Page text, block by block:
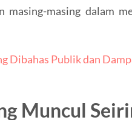
masing-masing dalam
Dibahas Publik dan
Muncul